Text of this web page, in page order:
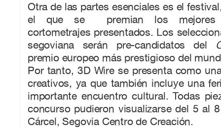
Otra de las partes esenciales es el
el que se premian los mejores
cortometrajes presentados. Los
segoviana serán pre-candidatos del
premio europeo más prestigioso del
Por tanto, 3D Wire se presenta como
creativos, ya que también incluye una
importante encuentro cultural. Todas
concurso pudieron visualizarse del 5 al
Cárcel, Segovia Centro de Creación.